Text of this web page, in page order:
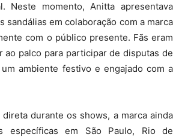
Neste momento, Anitta apresentava
sandálias em colaboração com a marca
com o público presente. Fãs eram
ao palco para participar de disputas de
ambiente festivo e engajado com a
durante os shows, a marca ainda
específicas em São Paulo, Rio de